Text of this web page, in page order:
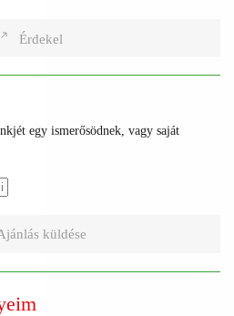
Érdekel
egy ismerősödnek, vagy saját
küldése